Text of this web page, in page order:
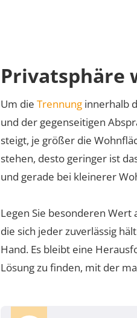
Privatsphäre
Um dieTrennung innerhalb
und der gegenseitigen
steigt, je größer die
stehen, desto geringer ist
und gerade bei kleinerer
Legen Sie besonderen
die sich jeder zuverlässig
Hand. Es bleibt eine
Lösung zu finden, mit der